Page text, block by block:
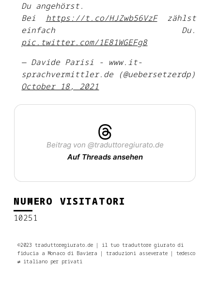
Du angehörst.
Bei https://t.co/HJZwb56VzFzählst
einfach Du.
pic.twitter.com/1E81WGEFg8
— Davide Parisi - www.it-
sprachvermittler.de (@uebersetzerdp)
October 18, 2021
Beitrag von @traduttoregiurato.de
Auf Threads ansehen
NUMERO VISITATORI
10251
©2023 traduttoregiurato.de | il tuo traduttore giurato di
fiducia a Monaco di Baviera | traduzioni asseverate | tedesco
⇄ italiano per privati